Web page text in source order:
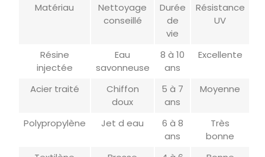
Matériau
Nettoyage
conseillé
Durée
de
vie
Résistance
UV
Résine
injectée
Eau
savonneuse
8 à 10
ans
Excellente
Acier traité
Chiffon
doux
5 à 7
ans
Moyenne
Polypropylène Jet d eau
6 à 8
ans
Très
bonne